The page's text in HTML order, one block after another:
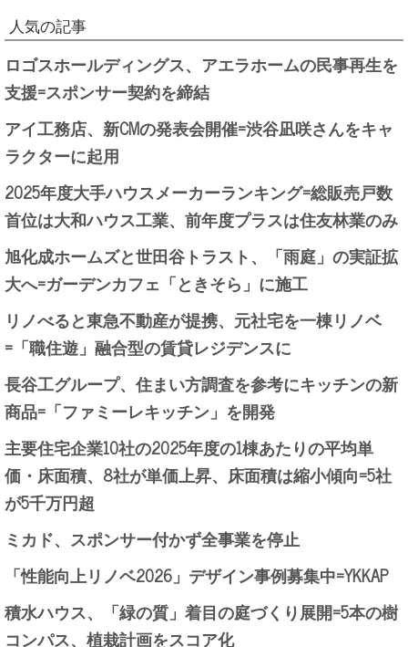
人気の記事
ロゴスホールディングス、アエラホームの民事再生を
支援=スポンサー契約を締結
アイ工務店、新CMの発表会開催=渋谷凪咲さんをキャ
ラクターに起用
2025年度大手ハウスメーカーランキング=総販売戸数
首位は大和ハウス工業、前年度プラスは住友林業のみ
旭化成ホームズと世田谷トラスト、「雨庭」の実証拡
大へ=ガーデンカフェ「ときそら」に施工
リノべると東急不動産が提携、元社宅を一棟リノベ
=「職住遊」融合型の賃貸レジデンスに
長谷工グループ、住まい方調査を参考にキッチンの新
商品=「ファミーレキッチン」を開発
主要住宅企業10社の2025年度の1棟あたりの平均単
価・床面積、8社が単価上昇、床面積は縮小傾向=5社
が5千万円超
ミカド、スポンサー付かず全事業を停止
「性能向上リノベ2026」デザイン事例募集中=YKKAP
積水ハウス、「緑の質」着目の庭づくり展開=5本の樹
コンパス、植栽計画をスコア化